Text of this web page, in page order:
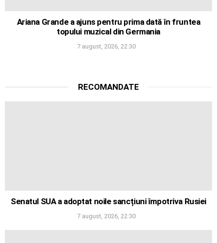
Ariana Grande a ajuns pentru prima dată în fruntea
topului muzical din Germania
7 august, 2026, 22:30
RECOMANDATE
Senatul SUA a adoptat noile sancțiuni împotriva Rusiei
7 august, 2026, 22:30